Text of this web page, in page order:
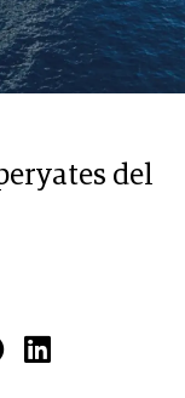
del